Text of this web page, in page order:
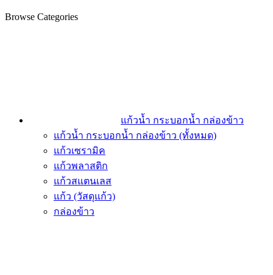
Browse Categories
แก้วน้ำ กระบอกน้ำ กล่องข้าว
แก้วน้ำ กระบอกน้ำ กล่องข้าว (ทั้งหมด)
แก้วเซรามิค
แก้วพลาสติก
แก้วสแตนเลส
แก้ว (วัสดุแก้ว)
กล่องข้าว